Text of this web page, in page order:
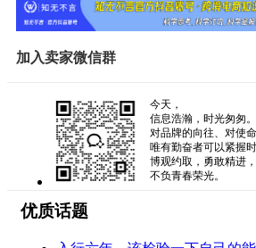
加入卖家微信群
今天，
信息浩瀚，时光匆匆。
对品牌的向往、对使
唯有勤奋者可以紧握时
博观约取，勇敢精进，
不负青春荣光。
优质话题